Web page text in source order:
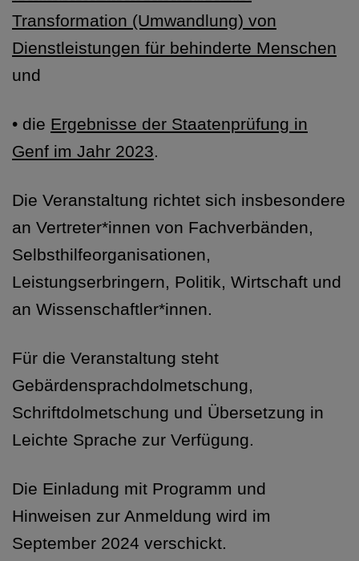
Transformation (Umwandlung) von
Dienstleistungen für behinderte Menschen
und
• die Ergebnisse der Staatenprüfung in
Genf im Jahr 2023.
Die Veranstaltung richtet sich insbesondere
an Vertreter*innen von Fachverbänden,
Selbsthilfeorganisationen,
Leistungserbringern, Politik, Wirtschaft und
an Wissenschaftler*innen.
Für die Veranstaltung steht
Gebärdensprachdolmetschung,
Schriftdolmetschung und Übersetzung in
Leichte Sprache zur Verfügung.
Die Einladung mit Programm und
Hinweisen zur Anmeldung wird im
September 2024 verschickt.